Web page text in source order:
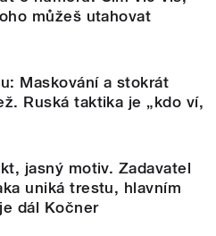
můžeš utahovat
Maskování a stokrát
Ruská taktika je „kdo ví,
jasný motiv. Zadavatel
uniká trestu, hlavním
dál Kočner